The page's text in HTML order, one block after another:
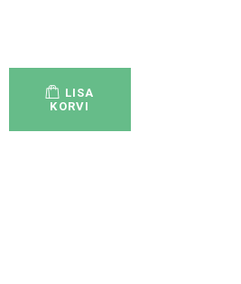
raami ja seljatoega quantity
LISA
KORVI